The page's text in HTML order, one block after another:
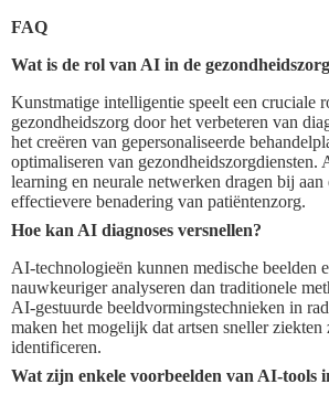
FAQ
Wat is de rol van AI in de
Kunstmatige intelligentie speelt een cruciale
gezondheidszorg door het verbeteren van
het creëren van gepersonaliseerde
optimaliseren van gezondheidszorgdiensten.
learning en neurale netwerken dragen bij aan
effectievere benadering van patiëntenzorg.
Hoe kan AI diagnoses versnellen?
AI-technologieën kunnen medische beelden
nauwkeuriger analyseren dan traditionele
AI-gestuurde beeldvormingstechnieken in
maken het mogelijk dat artsen sneller ziekten
identificeren.
Wat zijn enkele voorbeelden van AI-tools